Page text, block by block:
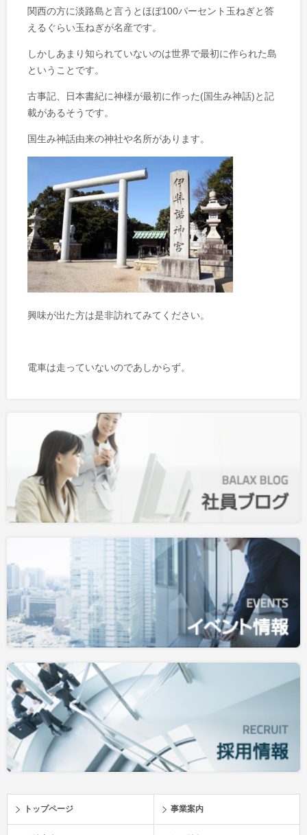
関西の方に淡路島と言うとほぼ100パーセント玉ねぎと答
えるぐらい玉ねぎが名産です。
しかしあまり知られていないのは世界で最初に作られた島
ということです。
古事記、日本書紀に神様が最初に作った(国生み神話)と記
載があるそうです。
国生み神話由来の神社や名所があります。
興味が出た方は是非訪れてみてください。
電車は走っていないのであしからず。
トップページ 事業案内